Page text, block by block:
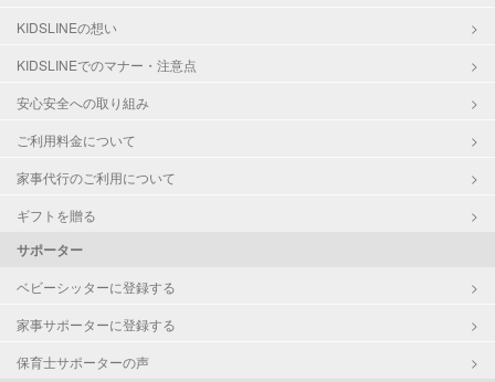
KIDSLINEの想い
KIDSLINEでのマナー・注意点
安心安全への取り組み
ご利用料金について
家事代行のご利用について
ギフトを贈る
サポーター
ベビーシッターに登録する
家事サポーターに登録する
保育士サポーターの声